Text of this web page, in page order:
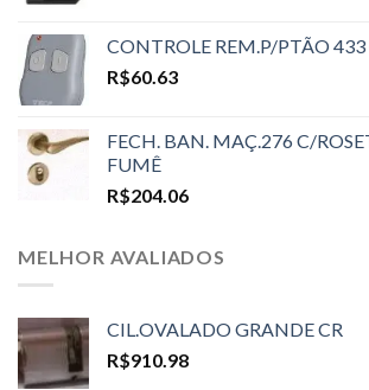
CONTROLE REM.P/PTÃO
R$60.63
FECH. BAN. MAÇ.276 C/
FUMÊ
R$204.06
MELHOR AVALIADOS
CIL.OVALADO GRANDE CR
R$910.98